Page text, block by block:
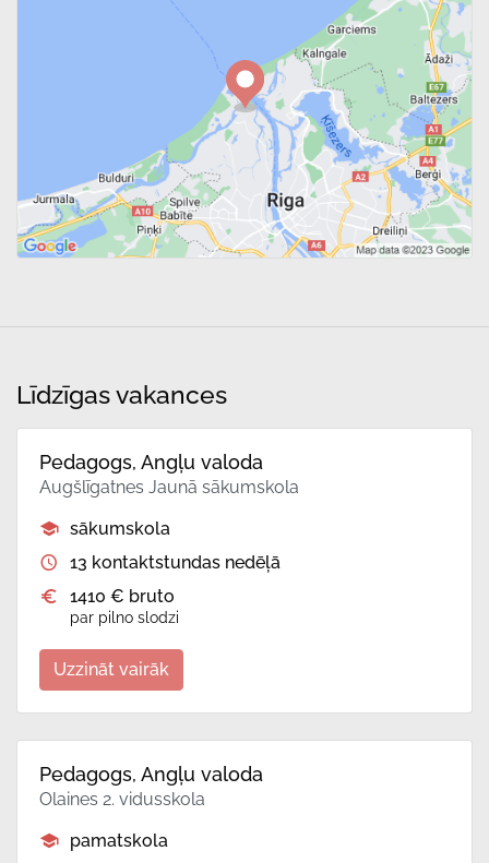
Līdzīgas vakances
Pedagogs, Angļu valoda
Augšlīgatnes Jaunā sākumskola
sākumskola
13 kontaktstundas nedēļā
1410 € bruto
par pilno slodzi
Uzzināt vairāk
Pedagogs, Angļu valoda
Olaines 2. vidusskola
pamatskola